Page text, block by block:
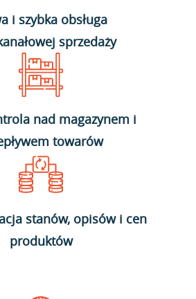
i szybka obsługa
sprzedaży
nad magazynem i
towarów
stanów, opisów i cen
produktów